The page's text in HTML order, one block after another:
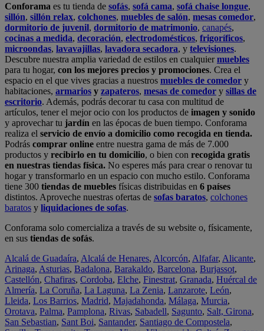
Conforama es tu tienda de sofás, sofá cama, sofá chaise longue,
sillón, sillón relax, colchones, muebles de salón, mesas comedor,
dormitorio de juvenil, dormitorio de matrimonio, canapés,
cocinas a medida, decoración, electrodomésticos, frigoríficos,
microondas, lavavajillas, lavadora secadora, y televisiones.
Descubre nuestra amplia variedad de estilos en cualquiermuebles
para tu hogar, con los mejores precios y promociones. Crea el
espacio en el que vives gracias a nuestros muebles de comedor y
habitaciones, armarios y zapateros, mesas de comedor y sillas de
escritorio. Además, podrás decorar tu casa con multitud de
artículos, tener el mejor ocio con los productos de imagen y sonido
y aprovechar tu jardín en las épocas de buen tiempo. Conforama
realiza el servicio de envío a domicilio como recogida en tienda.
Podrás comprar online entre nuestra gama de más de 7.000
productos y recibirlo en tu domicilio, o bien con recogida gratis
en nuestras tiendas física. No esperes más para crear o renovar tu
hogar y transformarlo en un espacio con mucho estilo. Conforama
tiene 300 tiendas de muebles físicas distribuidas en 6 países
distintos. Aproveche nuestras ofertas de sofas baratos, colchones
baratos y liquidaciones de sofas.
Conforama solo comercializa a través de su website o, físicamente,
en sus tiendas de sofás.
Alcalá de Guadaíra, Alcalá de Henares, Alcorcón, Alfafar, Alicante,
Arinaga, Asturias, Badalona, Barakaldo, Barcelona, Burjassot,
Castellón, Chafiras, Cordoba, Elche, Finestrat, Granada, Huércal de
Almería, La Coruña, La Laguna, La Zenia, Lanzarote, León,
Lleida, Los Barrios, Madrid, Majadahonda, Málaga, Murcia,
Orotava, Palma, Pamplona, Rivas, Sabadell, Sagunto, Salt, Girona,
San Sebastian, Sant Boi, Santander, Santiago de Compostela,